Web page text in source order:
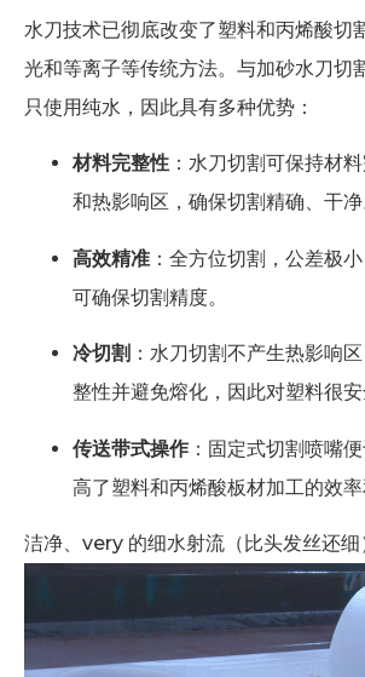
水刀技术已彻底改变了塑料和丙烯酸切
光和等离子等传统方法。与加砂水刀切
只使用纯水，因此具有多种优势：
材料完整性 ：水刀切割可保持材
和热影响区，确保切割精确、干净
高效精准 ：全方位切割，公差极
可确保切割精度。
冷切割 ：水刀切割不产生热影响
整性并避免熔化，因此对塑料很安
传送带式操作 ：固定式切割喷嘴
高了塑料和丙烯酸板材加工的效率
洁净、very 的细水射流（比头发丝还